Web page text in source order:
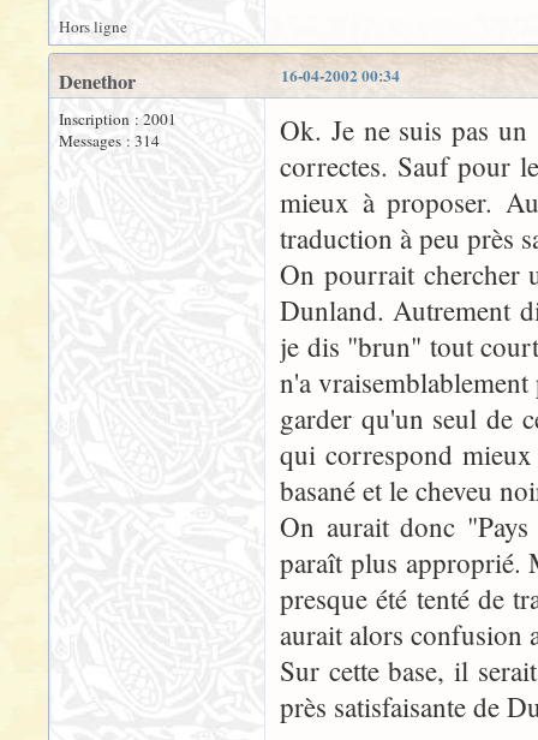
Hors ligne
16-04-2002 00:34
Denethor
Inscription : 2001
Messages : 314
Ok. Je ne suis pas un
correctes. Sauf pour
mieux à proposer.
traduction à peu près
On pourrait chercher
Dunland. Autrement
je dis "brun" tout
n'a
garder qu'un seul de
qui correspond
basané et le cheveu
On aurait donc
paraît plus approprié.
presque été tenté de
aurait alors confusion
Sur cette base, il
près satisfaisante de